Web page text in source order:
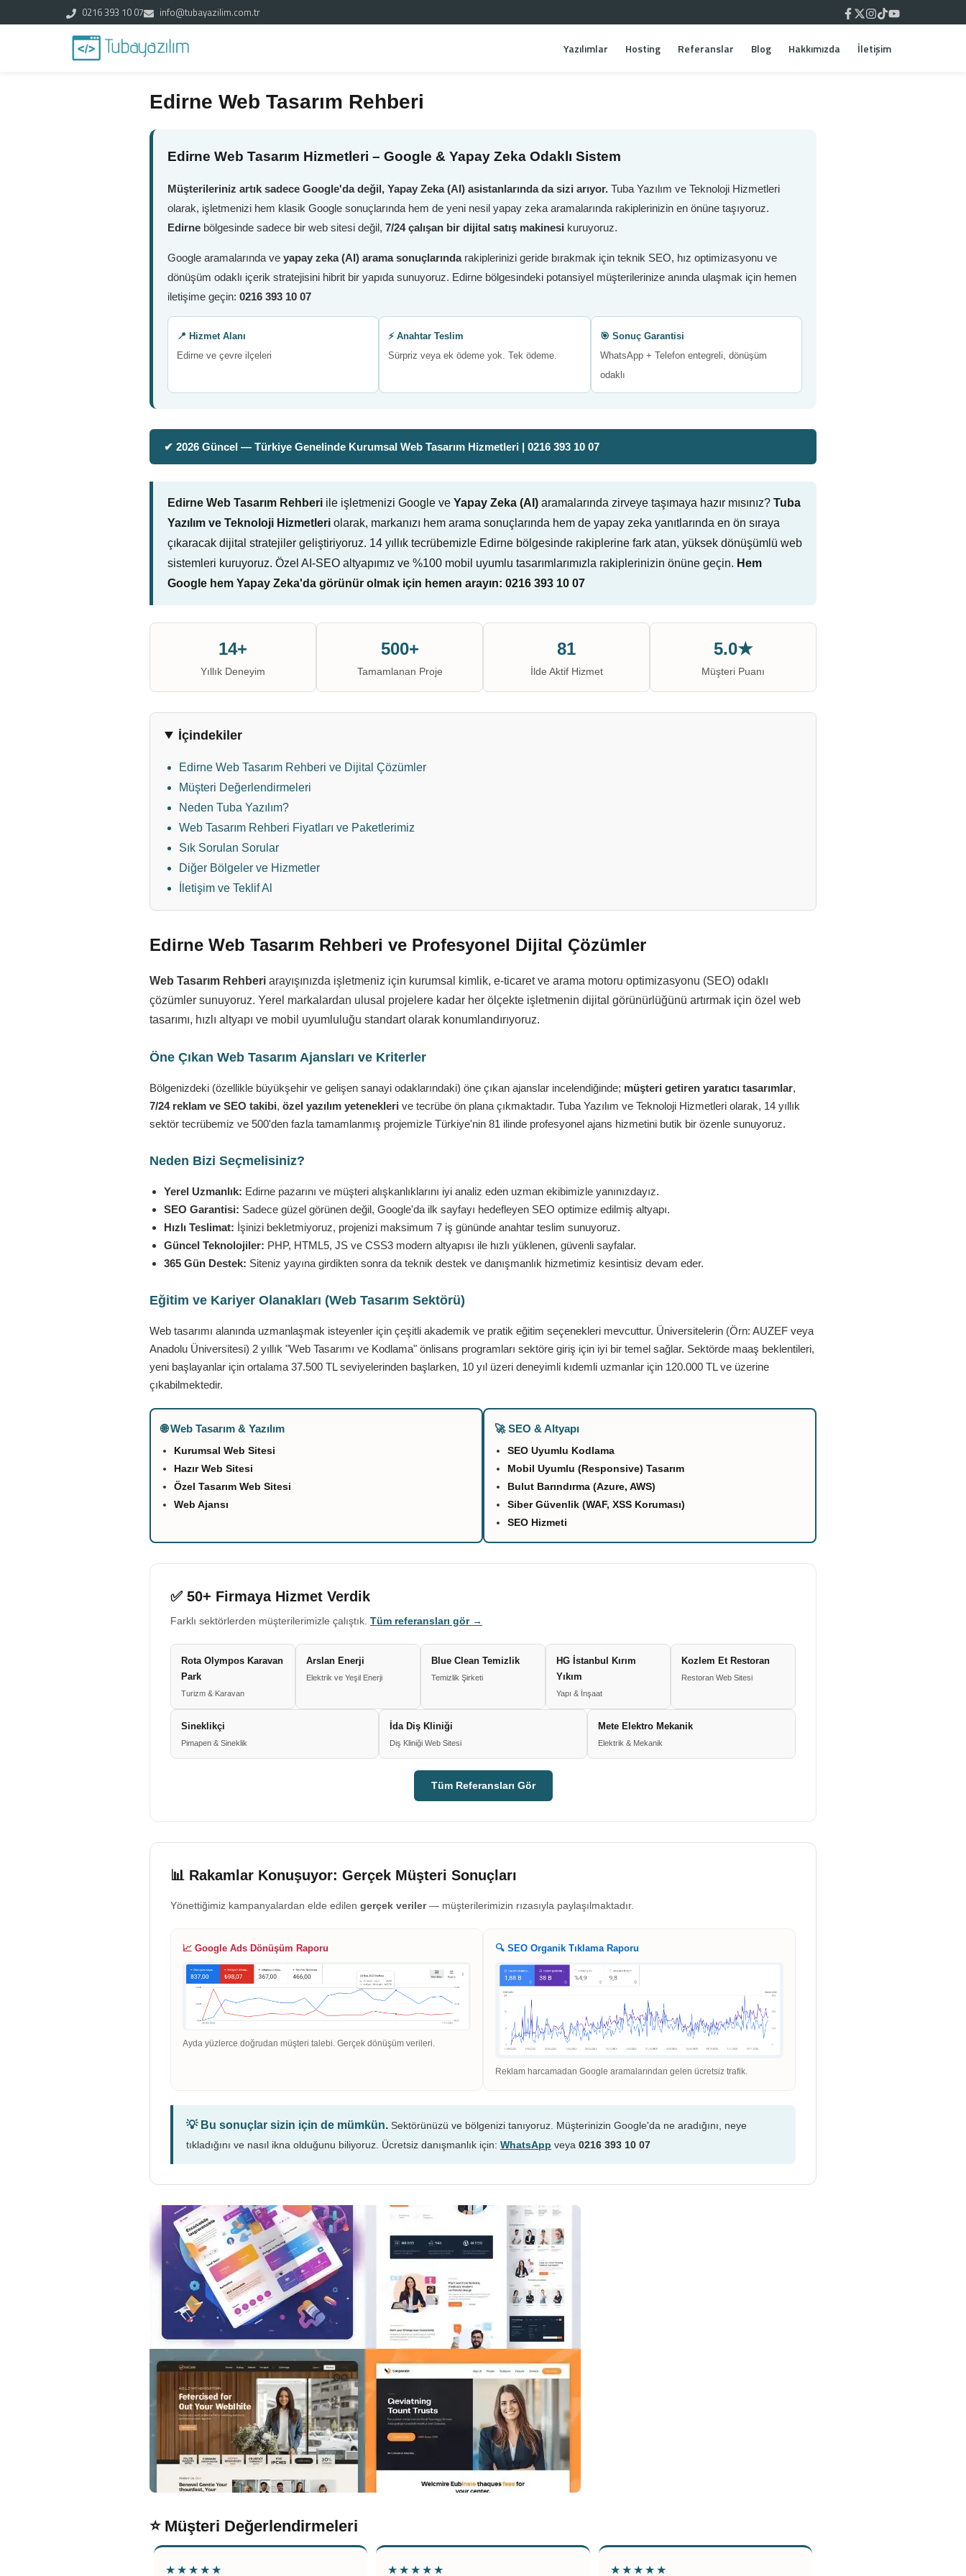
0216 393 10 07 info@tubayazilim.com.tr
Yazılımlar Hosting Referanslar Blog Hakkımızda İletişim
Edirne Web Tasarım Rehberi
Edirne Web Tasarım Hizmetleri – Google & Yapay Zeka Odaklı Sistem
Müşterileriniz artık sadece Google'da değil, Yapay Zeka (AI) asistanlarında da sizi arıyor. Tuba Yazılım ve Teknoloji Hizmetleri
olarak, işletmenizi hem klasik Google sonuçlarında hem de yeni nesil yapay zeka aramalarında rakiplerinizin en önüne taşıyoruz.
Edirne bölgesinde sadece bir web sitesi değil, 7/24 çalışan bir dijital satış makinesi kuruyoruz.
Google aramalarında ve yapay zeka (AI) arama sonuçlarındarakiplerinizi geride bırakmak için teknik SEO, hız optimizasyonu ve
dönüşüm odaklı içerik stratejisini hibrit bir yapıda sunuyoruz. Edirne bölgesindeki potansiyel müşterilerinize anında ulaşmak için hemen
iletişime geçin: 0216 393 10 07
📍 Hizmet Alanı
Edirne ve çevre ilçeleri
⚡ Anahtar Teslim
Sürpriz veya ek ödeme yok. Tek ödeme.
🎯 Sonuç Garantisi
WhatsApp + Telefon entegreli, dönüşüm
odaklı
✔ 2026 Güncel — Türkiye Genelinde Kurumsal Web Tasarım Hizmetleri | 0216 393 10 07
Edirne Web Tasarım Rehberi ile işletmenizi Google ve Yapay Zeka (AI) aramalarında zirveye taşımaya hazır mısınız? Tuba
Yazılım ve Teknoloji Hizmetleri olarak, markanızı hem arama sonuçlarında hem de yapay zeka yanıtlarında en ön sıraya
çıkaracak dijital stratejiler geliştiriyoruz. 14 yıllık tecrübemizle Edirne bölgesinde rakiplerine fark atan, yüksek dönüşümlü web
sistemleri kuruyoruz. Özel AI-SEO altyapımız ve %100 mobil uyumlu tasarımlarımızla rakiplerinizin önüne geçin. Hem
Google hem Yapay Zeka'da görünür olmak için hemen arayın: 0216 393 10 07
14+
Yıllık Deneyim
500+
Tamamlanan Proje
81
İlde Aktif Hizmet
5.0★
Müşteri Puanı
İçindekiler
Edirne Web Tasarım Rehberi ve Dijital Çözümler
Müşteri Değerlendirmeleri
Neden Tuba Yazılım?
Web Tasarım Rehberi Fiyatları ve Paketlerimiz
Sık Sorulan Sorular
Diğer Bölgeler ve Hizmetler
İletişim ve Teklif Al
Edirne Web Tasarım Rehberi ve Profesyonel Dijital Çözümler
Web Tasarım Rehberi arayışınızda işletmeniz için kurumsal kimlik, e-ticaret ve arama motoru optimizasyonu (SEO) odaklı
çözümler sunuyoruz. Yerel markalardan ulusal projelere kadar her ölçekte işletmenin dijital görünürlüğünü artırmak için özel web
tasarımı, hızlı altyapı ve mobil uyumluluğu standart olarak konumlandırıyoruz.
Öne Çıkan Web Tasarım Ajansları ve Kriterler
Bölgenizdeki (özellikle büyükşehir ve gelişen sanayi odaklarındaki) öne çıkan ajanslar incelendiğinde; müşteri getiren yaratıcı tasarımlar,
7/24 reklam ve SEO takibi, özel yazılım yetenekleri ve tecrübe ön plana çıkmaktadır. Tuba Yazılım ve Teknoloji Hizmetleri olarak, 14 yıllık
sektör tecrübemiz ve 500'den fazla tamamlanmış projemizle Türkiye'nin 81 ilinde profesyonel ajans hizmetini butik bir özenle sunuyoruz.
Neden Bizi Seçmelisiniz?
Yerel Uzmanlık: Edirne pazarını ve müşteri alışkanlıklarını iyi analiz eden uzman ekibimizle yanınızdayız.
SEO Garantisi: Sadece güzel görünen değil, Google'da ilk sayfayı hedefleyen SEO optimize edilmiş altyapı.
Hızlı Teslimat: İşinizi bekletmiyoruz, projenizi maksimum 7 iş gününde anahtar teslim sunuyoruz.
Güncel Teknolojiler: PHP, HTML5, JS ve CSS3 modern altyapısı ile hızlı yüklenen, güvenli sayfalar.
365 Gün Destek: Siteniz yayına girdikten sonra da teknik destek ve danışmanlık hizmetimiz kesintisiz devam eder.
Eğitim ve Kariyer Olanakları (Web Tasarım Sektörü)
Web tasarımı alanında uzmanlaşmak isteyenler için çeşitli akademik ve pratik eğitim seçenekleri mevcuttur. Üniversitelerin (Örn: AUZEF veya
Anadolu Üniversitesi) 2 yıllık "Web Tasarımı ve Kodlama" önlisans programları sektöre giriş için iyi bir temel sağlar. Sektörde maaş beklentileri,
yeni başlayanlar için ortalama 37.500 TL seviyelerinden başlarken, 10 yıl üzeri deneyimli kıdemli uzmanlar için 120.000 TL ve üzerine
çıkabilmektedir.
🌐 Web Tasarım & Yazılım
Kurumsal Web Sitesi
Hazır Web Sitesi
Özel Tasarım Web Sitesi
Web Ajansı
🚀 SEO & Altyapı
SEO Uyumlu Kodlama
Mobil Uyumlu (Responsive) Tasarım
Bulut Barındırma (Azure, AWS)
Siber Güvenlik (WAF, XSS Koruması)
SEO Hizmeti
✅ 50+ Firmaya Hizmet Verdik
Farklı sektörlerden müşterilerimizle çalıştık. Tüm referansları gör →
Rota Olympos Karavan
Park
Turizm & Karavan
Arslan Enerji
Elektrik ve Yeşil Enerji
Blue Clean Temizlik
Temizlik Şirketi
HG İstanbul Kırım
Yıkım
Yapı & İnşaat
Kozlem Et Restoran
Restoran Web Sitesi
Sineklikçi
Pimapen & Sineklik
İda Diş Kliniği
Diş Kliniği Web Sitesi
Mete Elektro Mekanik
Elektrik & Mekanik
Tüm Referansları Gör
📊 Rakamlar Konuşuyor: Gerçek Müşteri Sonuçları
Yönettiğimiz kampanyalardan elde edilen gerçek veriler— müşterilerimizin rızasıyla paylaşılmaktadır.
📈 Google Ads Dönüşüm Raporu
Ayda yüzlerce doğrudan müşteri talebi. Gerçek dönüşüm verileri.
🔍 SEO Organik Tıklama Raporu
Reklam harcamadan Google aramalarından gelen ücretsiz trafik.
💡 Bu sonuçlar sizin için de mümkün. Sektörünüzü ve bölgenizi tanıyoruz. Müşterinizin Google'da ne aradığını, neye
tıkladığını ve nasıl ikna olduğunu biliyoruz. Ücretsiz danışmanlık için: WhatsApp veya 0216 393 10 07
⭐ Müşteri Değerlendirmeleri
★★★★★ ★★★★★ ★★★★★